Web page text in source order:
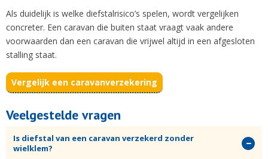
Als duidelijk is welke diefstalrisico’s spelen, wordt vergelijken
concreter. Een caravan die buiten staat vraagt vaak andere
voorwaarden dan een caravan die vrijwel altijd in een afgesloten
stalling staat.
Vergelijk een caravanverzekering
Veelgestelde vragen
Is diefstal van een caravan verzekerd zonder
wielklem?